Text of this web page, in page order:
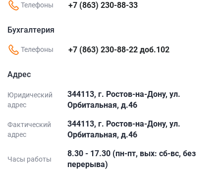
Телефоны +7 (863) 230-88-33
Бухгалтерия
Телефоны +7 (863) 230-88-22 доб.102
Адрес
Юридический
адрес
344113, г. Ростов-на-Дону, ул.
Орбитальная, д.46
Фактический
адрес
344113, г. Ростов-на-Дону, ул.
Орбитальная, д.46
Часы работы
8.30 - 17.30 (пн-пт, вых: сб-вс, без
перерыва)